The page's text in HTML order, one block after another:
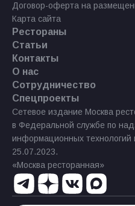
Договор-оферта на
Карта сайта
Рестораны
Статьи
Контакты
О нас
Сотрудничество
Спецпроекты
Сетевое издание Москва
в Федеральной службе по
информационных технологий
25.07.2023.
«Москва ресторанная»